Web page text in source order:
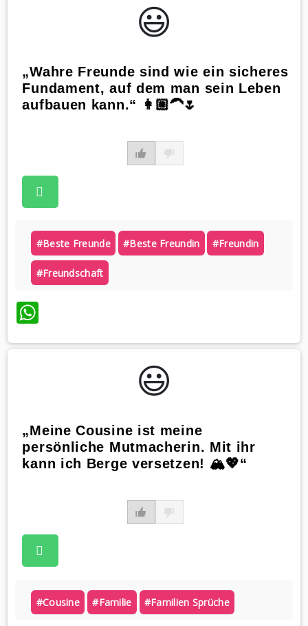
😃️
„Wahre Freunde sind wie ein sicheres
Fundament, auf dem man sein Leben
aufbauen kann.“ 👩🏼‍🦱🌷
#beste Freunde #beste Freundin #freundin
#freundschaft
WhatsApp
😃️
„Meine Cousine ist meine
persönliche Mutmacherin. Mit ihr
kann ich Berge versetzen! 🏔️💖“
#cousine #familie #familien Sprüche